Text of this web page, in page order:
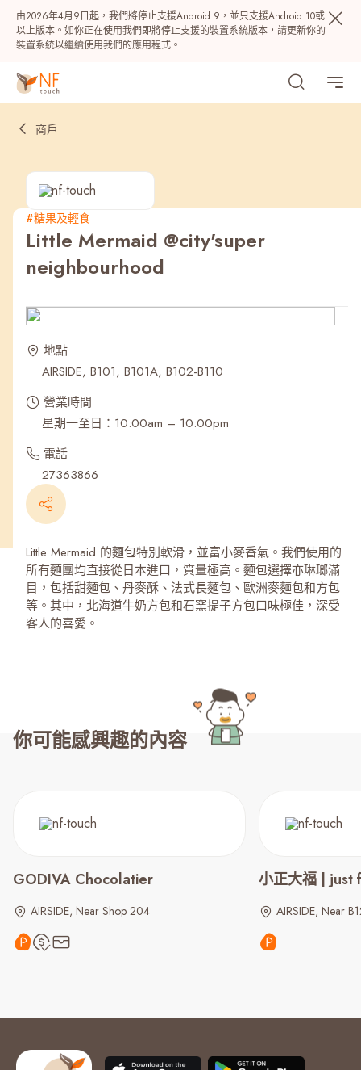
由2026年4月9日起，我們將停止支援Android 9，並只支援Android 10或
以上版本。如你正在使用我們即將停止支援的裝置系統版本，請更新你的
裝置系統以繼續使用我們的應用程式。
熱門
最近搜尋紀錄
商戶
#糖果及輕食
Little Mermaid @city'super
neighbourhood
地點
AIRSIDE, B101, B101A, B102-B110
營業時間
星期一至日：10:00am – 10:00pm
電話
27363866
Little Mermaid 的麵包特別軟滑，並富小麥香氣。我們使用的
所有麵團均直接從日本進口，質量極高。麵包選擇亦琳瑯滿
目，包括甜麵包、丹麥酥、法式長麵包、歐洲麥麵包和方包
等。其中，北海道牛奶方包和石窯提子方包口味極佳，深受
客人的喜愛。
你可能感興趣的內容
GODIVA Chocolatier
AIRSIDE, Near Shop 204
小正大福 | just
AIRSIDE, Near